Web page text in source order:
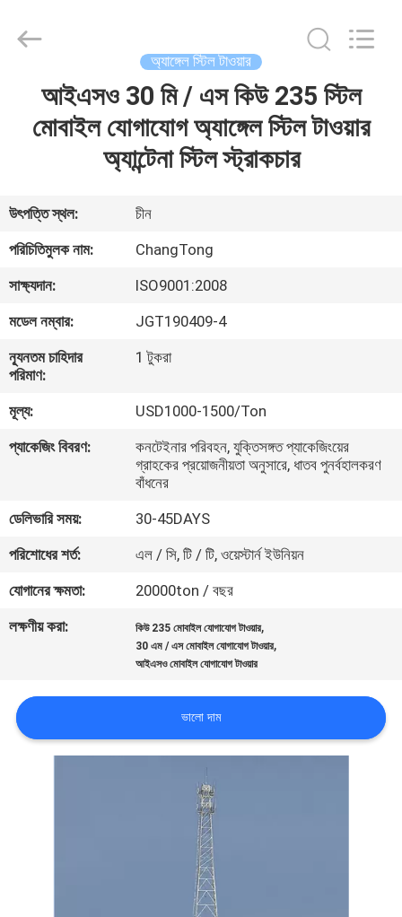
আমাদের
সম্পর্কে
কারখানা
ভ্রমণ
নিয়ন্ত্রণ
করুন
খবর
উদ্ধৃতির
আবেদন
সাইট
Structure
অ্যাঙ্গেল স্টিল টাওয়ার
আইএসও 30 মি / এস কিউ 235 স্টিল
মোবাইল যোগাযোগ অ্যাঙ্গেল স্টিল টাওয়ার
অ্যান্টেনা স্টিল স্ট্রাকচার
উৎপত্তি স্থল:
চীন
পরিচিতিমুলক নাম:
ChangTong
সাক্ষ্যদান:
ISO9001:2008
মডেল নম্বার:
JGT190409-4
ন্যূনতম চাহিদার
পরিমাণ:
1 টুকরা
মূল্য:
USD1000-1500/Ton
প্যাকেজিং বিবরণ:
কনটেইনার পরিবহন, যুক্তিসঙ্গত প্যাকেজিংয়ের
গ্রাহকের প্রয়োজনীয়তা অনুসারে, ধাতব পুনর্বহালকরণ
বাঁধনের
ডেলিভারি সময়:
30-45DAYS
পরিশোধের শর্ত:
এল / সি, টি / টি, ওয়েস্টার্ন ইউনিয়ন
যোগানের ক্ষমতা:
20000ton / বছর
লক্ষণীয় করা:
কিউ 235 মোবাইল যোগাযোগ টাওয়ার,
30 এম / এস মোবাইল যোগাযোগ টাওয়ার,
আইএসও মোবাইল যোগাযোগ টাওয়ার
ভালো দাম